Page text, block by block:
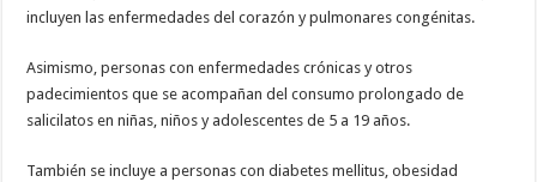
incluyen las enfermedades del corazón y pulmonares congénitas.
Asimismo, personas con enfermedades crónicas y otros
padecimientos que se acompañan del consumo prolongado de
salicilatos en niñas, niños y adolescentes de 5 a 19 años.
También se incluye a personas con diabetes mellitus, obesidad